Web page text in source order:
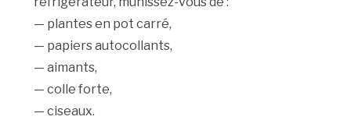
— plantes en pot carré,
— papiers autocollants,
— aimants,
— colle forte,
— ciseaux.